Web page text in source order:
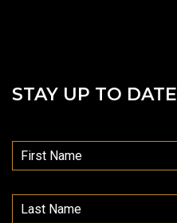
STAY UP TO DATE